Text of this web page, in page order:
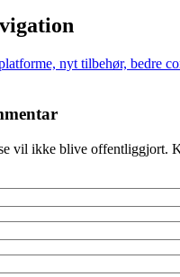
nyt tilbehør, bedre
vil ikke blive offentliggjort.